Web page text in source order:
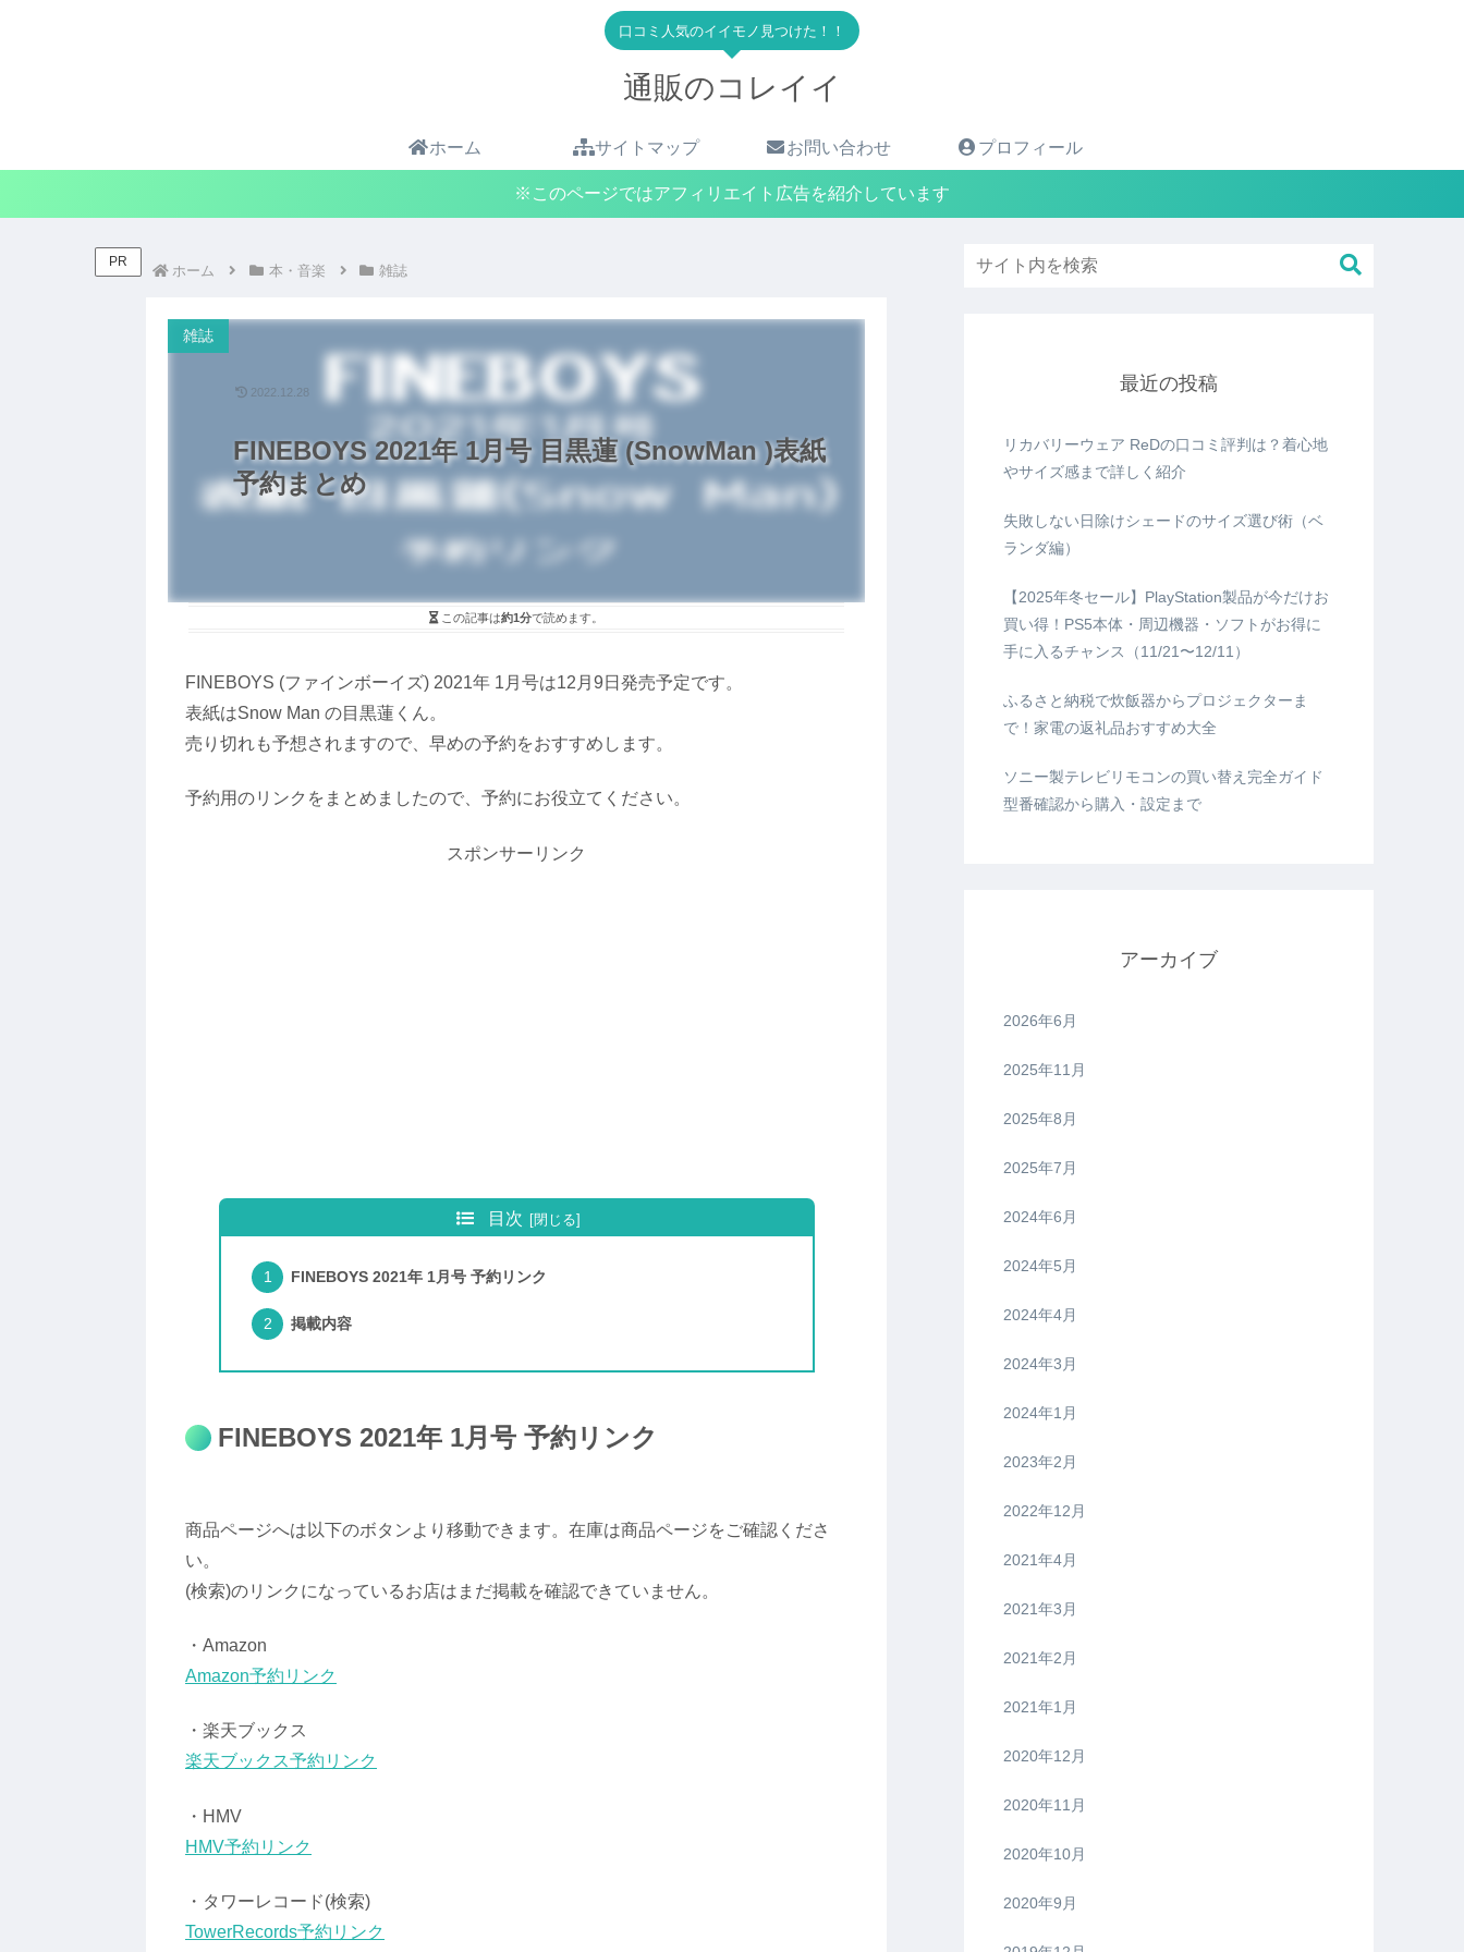
口コミ人気のイイモノ見つけた！！
通販のコレイイ
ホーム サイトマップ お問い合わせ プロフィール
※このページではアフィリエイト広告を紹介しています
PR
ホーム 本・音楽 雑誌
FINEBOYS 2021年 1月号 目黒蓮 (SnowMan )表紙
予約まとめ
雑誌
2022.12.28
この記事は約1分で読めます。
FINEBOYS (ファインボーイズ) 2021年 1月号は12月9日発売予定です。
表紙はSnow Man の目黒蓮くん。
売り切れも予想されますので、早めの予約をおすすめします。
予約用のリンクをまとめましたので、予約にお役立てください。
スポンサーリンク
目次
FINEBOYS 2021年 1月号 予約リンク
掲載内容
FINEBOYS 2021年 1月号 予約リンク
商品ページへは以下のボタンより移動できます。在庫は商品ページをご確認くださ
い。
(検索)のリンクになっているお店はまだ掲載を確認できていません。
・Amazon
Amazon予約リンク
・楽天ブックス
楽天ブックス予約リンク
・HMV
HMV予約リンク
・タワーレコード(検索)
TowerRecords予約リンク
最近の投稿
リカバリーウェア ReDの口コミ評判は？着心地
やサイズ感まで詳しく紹介
失敗しない日除けシェードのサイズ選び術（ベ
ランダ編）
【2025年冬セール】PlayStation製品が今だけお
買い得！PS5本体・周辺機器・ソフトがお得に
手に入るチャンス（11/21〜12/11）
ふるさと納税で炊飯器からプロジェクターま
で！家電の返礼品おすすめ大全
ソニー製テレビリモコンの買い替え完全ガイド
型番確認から購入・設定まで
アーカイブ
2026年6月
2025年11月
2025年8月
2025年7月
2024年6月
2024年5月
2024年4月
2024年3月
2024年1月
2023年2月
2022年12月
2021年4月
2021年3月
2021年2月
2021年1月
2020年12月
2020年11月
2020年10月
2020年9月